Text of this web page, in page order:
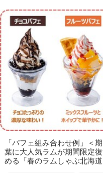
「パフェ組み合わせ例」＜
葉に大人気ラムが期間限定
める「春のラムしゃぶ北海道